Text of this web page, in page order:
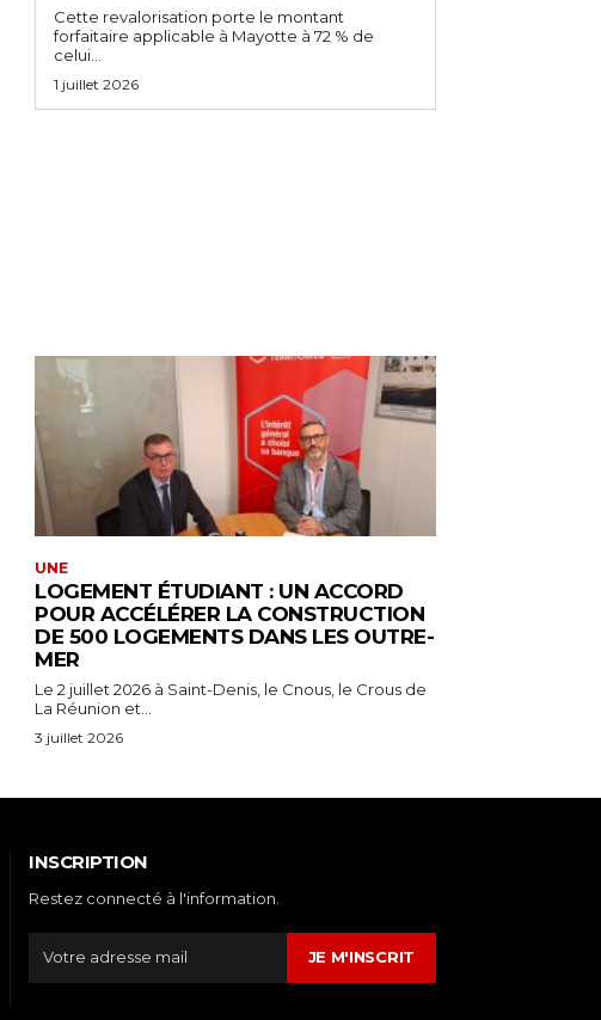
Cette revalorisation porte le montant
forfaitaire applicable à Mayotte à 72 % de
celui...
1 juillet 2026
UNE
LOGEMENT ÉTUDIANT : UN ACCORD
POUR ACCÉLÉRER LA CONSTRUCTION
DE 500 LOGEMENTS DANS LES OUTRE-
MER
Le 2 juillet 2026 à Saint-Denis, le Cnous, le Crous de
La Réunion et...
3 juillet 2026
INSCRIPTION
Restez connecté à l'information.
JE M'INSCRIT